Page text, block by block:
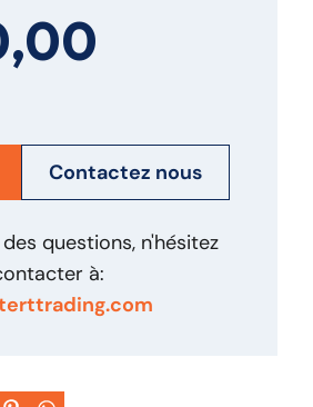
Contactez nous
questions, n'hésitez
à: